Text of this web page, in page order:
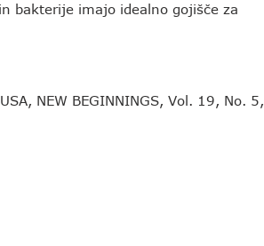
bakterije imajo idealno gojišče za
NEW BEGINNINGS, Vol. 19, No. 5,